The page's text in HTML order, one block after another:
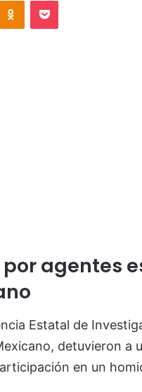
agentes
Estatal de
detuvieron a
en un